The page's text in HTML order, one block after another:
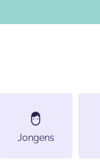
Jongens